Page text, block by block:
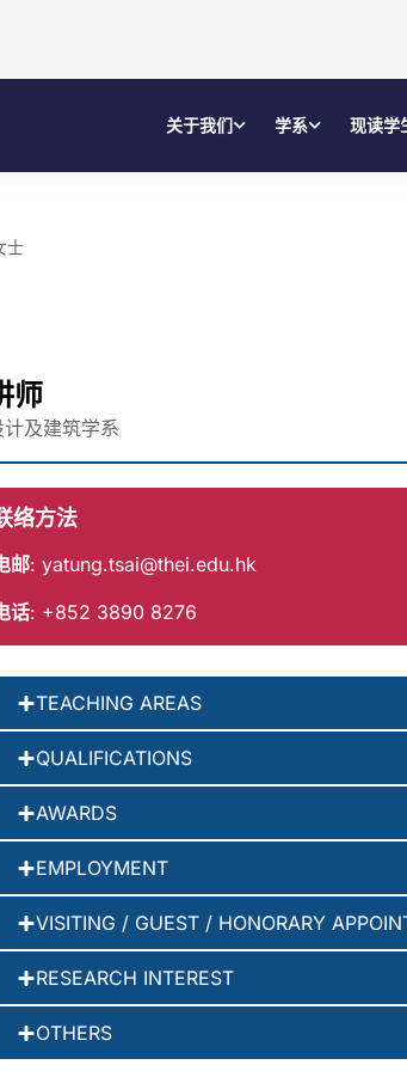
关于我们 学系 现读学
士
师
计及建筑学系
络方法
邮: yatung.tsai@thei.edu.hk
话: +852 3890 8276
TEACHING AREAS
QUALIFICATIONS
AWARDS
EMPLOYMENT
VISITING / GUEST / HONORARY
RESEARCH INTEREST
OTHERS